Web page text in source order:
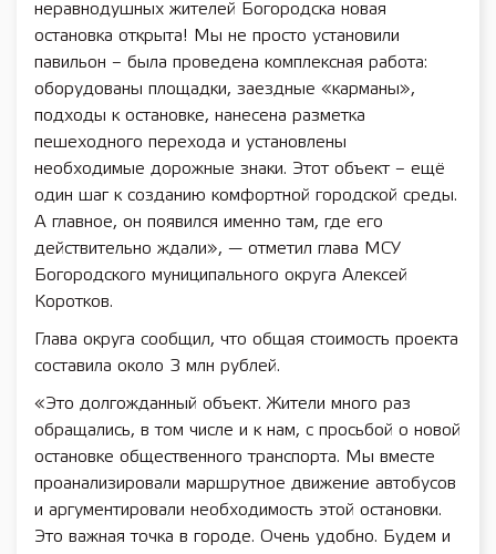
неравнодушных жителей Богородска новая
остановка открыта! Мы не просто установили
павильон – была проведена комплексная работа:
оборудованы площадки, заездные «карманы»,
подходы к остановке, нанесена разметка
пешеходного перехода и установлены
необходимые дорожные знаки. Этот объект – ещё
один шаг к созданию комфортной городской среды.
А главное, он появился именно там, где его
действительно ждали», — отметил глава МСУ
Богородского муниципального округа Алексей
Коротков.
Глава округа сообщил, что общая стоимость проекта
составила около 3 млн рублей.
«Это долгожданный объект. Жители много раз
обращались, в том числе и к нам, с просьбой о новой
остановке общественного транспорта. Мы вместе
проанализировали маршрутное движение автобусов
и аргументировали необходимость этой остановки.
Это важная точка в городе. Очень удобно. Будем и